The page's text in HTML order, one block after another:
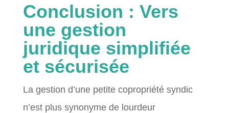
Conclusion : Vers
une gestion
juridique simplifiée
et sécurisée
La gestion d’une petite copropriété syndic
n’est plus synonyme de lourdeur